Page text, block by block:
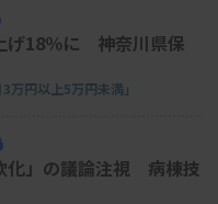
げ18％に 神奈川県保
万円以上5万円未満」
化」の議論注視 病棟技